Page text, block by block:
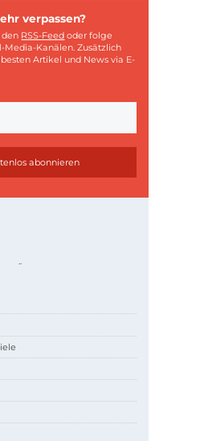
verpassen?
den RSS-Feed oder folge
Media-Kanälen. Zusätzlich
Artikel und News via E-
..